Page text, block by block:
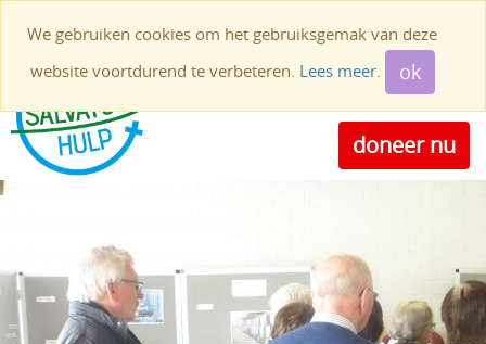
BE24 4531 0183 5138
NL61INGB0000100481
doneer nu
We gebruiken cookies om het gebruiksgemak van deze
website voortdurend te verbeteren. Lees meer. ok